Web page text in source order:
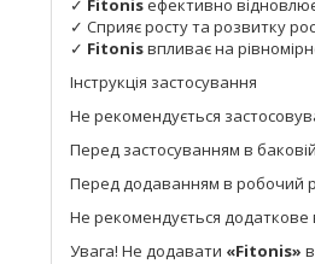
✓ Fitonisефективно відновлює
✓ Сприяє росту та розвитку
✓ Fitonisвпливає на
Інструкція застосування
Не рекомендується
Перед застосуванням в
Перед додаванням в робочий
Не рекомендується додаткове
Увага! Не додавати «Fitonis»